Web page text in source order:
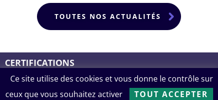
TOUTES NOS ACTUALITÉS
CERTIFICATIONS
En savoir +
ISO 45001
Ce site utilise des cookies et vous donne le contrôle sur
ceux que vous souhaitez activer
TOUT ACCEPTER